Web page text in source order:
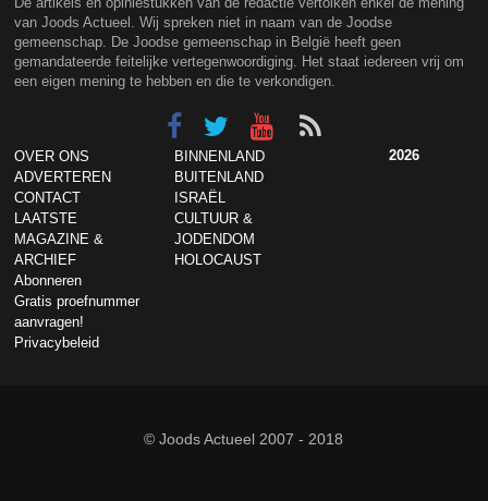
van Joods Actueel. Wij spreken niet in naam van de Joodse
gemeenschap. De Joodse gemeenschap in België heeft geen
gemandateerde feitelijke vertegenwoordiging. Het staat iedereen vrij om
een eigen mening te hebben en die te verkondigen.
OVER ONS
ADVERTEREN
CONTACT
LAATSTE
MAGAZINE &
ARCHIEF
Abonneren
Gratis proefnummer
aanvragen!
Privacybeleid
BINNENLAND
BUITENLAND
ISRAËL
CULTUUR &
JODENDOM
HOLOCAUST
2026
© Joods Actueel 2007 - 2018